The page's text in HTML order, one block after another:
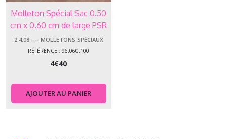
Molleton Spécial Sac 0.50
cm x 0.60 cm de large PSR
QUILT
2.4.08 ---- MOLLETONS SPÉCIAUX
RÉFÉRENCE : 96.060.100
4€40
AJOUTER AU PANIER
Accessoires
(2)
Afficher